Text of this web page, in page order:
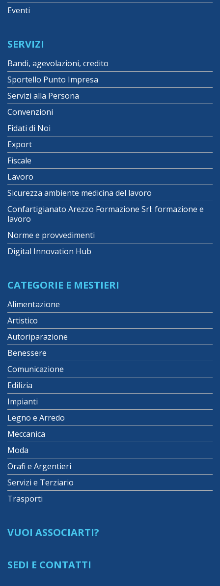
Eventi
SERVIZI
Bandi, agevolazioni, credito
Sportello Punto Impresa
Servizi alla Persona
Convenzioni
Fidati di Noi
Export
Fiscale
Lavoro
Sicurezza ambiente medicina del lavoro
Confartigianato Arezzo Formazione Srl: formazione e
lavoro
Norme e provvedimenti
Digital Innovation Hub
CATEGORIE E MESTIERI
Alimentazione
Artistico
Autoriparazione
Benessere
Comunicazione
Edilizia
Impianti
Legno e Arredo
Meccanica
Moda
Orafi e Argentieri
Servizi e Terziario
Trasporti
VUOI ASSOCIARTI?
SEDI E CONTATTI